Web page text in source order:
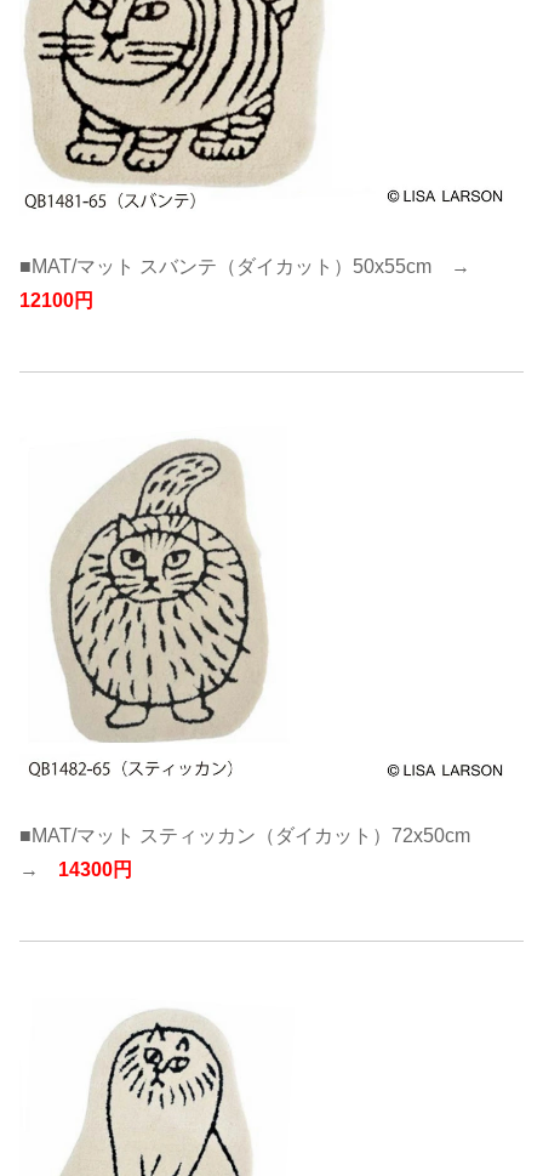
■MAT/マット スバンテ（ダイカット）50x55cm →
12100円
■MAT/マット スティッカン（ダイカット）72x50cm
→ 14300円